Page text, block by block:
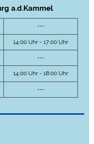
a.d.Kammel
---
14:00 Uhr - 17:00 Uhr
---
14:00 Uhr - 18:00 Uhr
---